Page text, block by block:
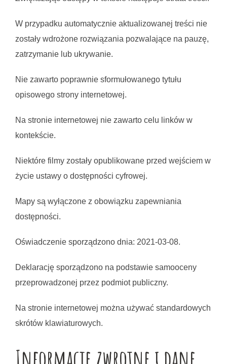
W przypadku automatycznie aktualizowanej treści nie
zostały wdrożone rozwiązania pozwalające na pauzę,
zatrzymanie lub ukrywanie.
Nie zawarto poprawnie sformułowanego tytułu
opisowego strony internetowej.
Na stronie internetowej nie zawarto celu linków w
kontekście.
Niektóre filmy zostały opublikowane przed wejściem w
życie ustawy o dostępności cyfrowej.
Mapy są wyłączone z obowiązku zapewniania
dostępności.
Oświadczenie sporządzono dnia: 2021-03-08.
Deklarację sporządzono na podstawie samooceny
przeprowadzonej przez podmiot publiczny.
Na stronie internetowej można używać standardowych
skrótów klawiaturowych.
Informacje zwrotne i dane